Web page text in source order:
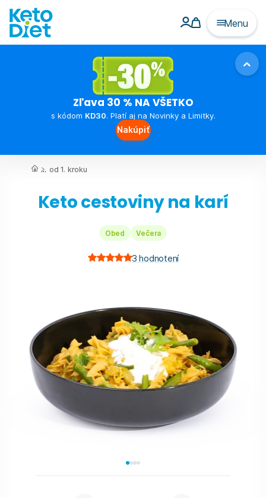
Menu
Zľava 30 % NA VŠETKO
s kódom KD30. Platí aj na Novinky a Limitky.
Nakúpiť
... od 1. kroku
Keto cestoviny na karí
3 hodnotení
Obed Večera